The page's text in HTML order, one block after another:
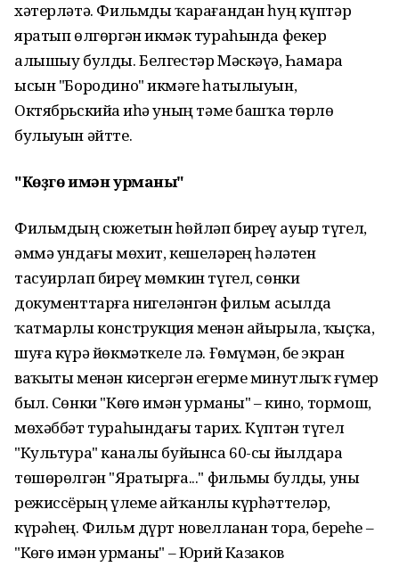
хәтерләтә. Фильмды ҡарағандан һуң күптәр
яратып өлгөргән икмәк тураһында фекер
алышыу булды. Белгестәр Мәскәүҙә, Һамарҙа
ысын "Бородино" икмәге һатылыуын,
Октябрьскийҙа иһә уның тәме башҡа төрлө
булыуын әйтте.
"Көҙгө имән урманы"
Фильмдың сюжетын һөйләп биреү ауыр түгел,
әммә ундағы мөхит, кешеләрҙең һәләтен
тасуирлап биреү мөмкин түгел, сөнки
документтарға нигеҙләнгән фильм асылда
ҡатмарлы конструкция менән айырыла, ҡыҫҡа,
шуға күрә йөкмәткеле лә. Ғөмүмән, беҙ экран
ваҡыты менән кисергән егерме минутлыҡ ғүмер
был. Сөнки "Көҙгө имән урманы" – кино, тормош,
мөхәббәт тураһындағы тарих. Күптән түгел
"Культура" каналы буйынса 60-сы йылдарҙа
төшөрөлгән "Яратырға..." фильмы булды, уны
режиссёрҙың үлеме айҡанлы күрһәттеләр,
күрәһең. Фильм дүрт новелланан тора, береһе –
"Көҙгө имән урманы" – Юрий Казаков